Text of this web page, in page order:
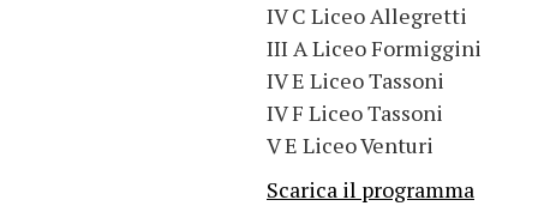
IV C Liceo Allegretti
III A Liceo Formiggini
IV E Liceo Tassoni
IV F Liceo Tassoni
V E Liceo Venturi
Scarica il programma